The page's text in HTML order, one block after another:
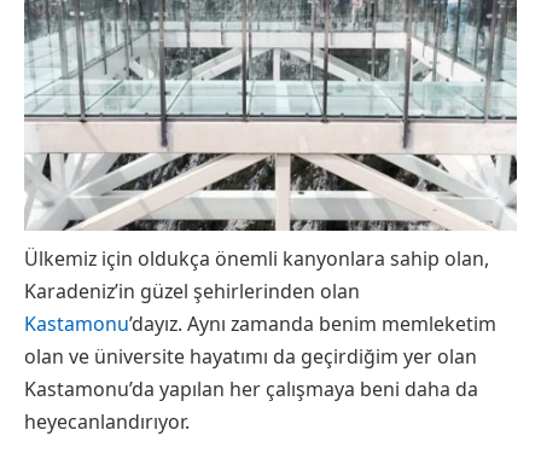
Ülkemiz için oldukça önemli kanyonlara sahip olan,
Karadeniz’in güzel şehirlerinden olan
Kastamonu’dayız. Aynı zamanda benim memleketim
olan ve üniversite hayatımı da geçirdiğim yer olan
Kastamonu’da yapılan her çalışmaya beni daha da
heyecanlandırıyor.